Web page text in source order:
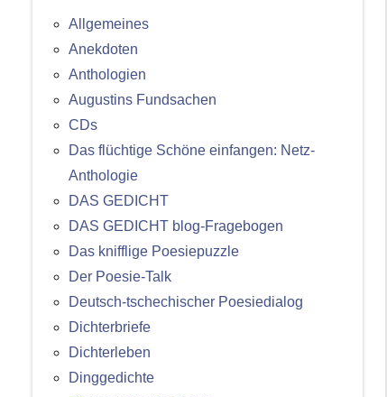
Allgemeines
Anekdoten
Anthologien
Augustins Fundsachen
CDs
Das flüchtige Schöne einfangen: Netz-
Anthologie
DAS GEDICHT
DAS GEDICHT blog-Fragebogen
Das knifflige Poesiepuzzle
Der Poesie-Talk
Deutsch-tschechischer Poesiedialog
Dichterbriefe
Dichterleben
Dinggedichte